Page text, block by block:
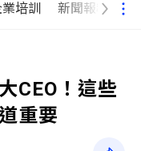
培訓 新聞報導
CEO！這些
重要